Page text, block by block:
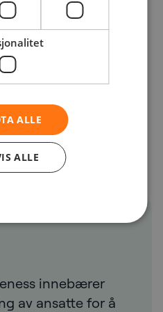
hendelser
kan
opplæring
kanaler de skal
aktivitet,
dette uten
innebærer
av ansatte for å
ALLE
ALLE